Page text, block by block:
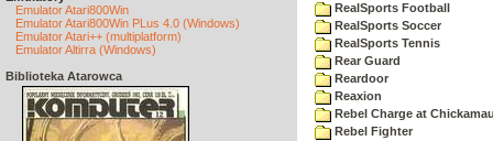
Emulator Atari800Win
Emulator Atari800Win PLus 4.0 (Windows)
Emulator Atari++ (multiplatform)
Emulator Altirra (Windows)
Biblioteka Atarowca
RealSports Football
RealSports Soccer
RealSports Tennis
Rear Guard
Reardoor
Reaxion
Rebel Charge at
Rebel Fighter